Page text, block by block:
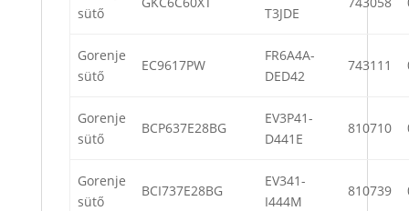
sütő
T3JDE
Gorenje
sütő
EC9617PW
FR6A4A-
DED42
743111
Gorenje
sütő
BCP637E28BG
EV3P41-
D441E
810710
Gorenje
sütő
BCI737E28BG
EV341-
I444M
810739